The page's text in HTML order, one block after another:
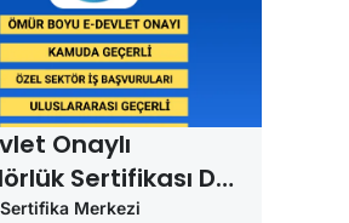
Daha Fazla